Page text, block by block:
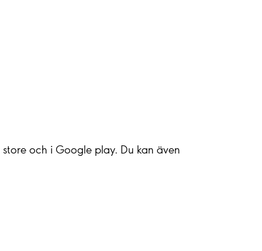
och i Google play. Du kan även